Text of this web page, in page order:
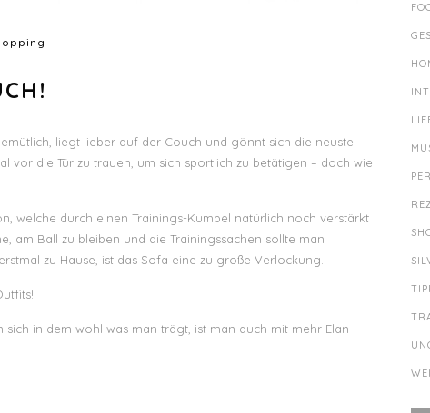
liegt lieber auf der Couch und gönnt sich die neuste
vor die Tür zu trauen, um sich sportlich zu betätigen – doch wie
welche durch einen Trainings-Kumpel natürlich noch verstärkt
am Ball zu bleiben und die Trainingssachen sollte man
zu Hause, ist das Sofa eine zu große Verlockung.
in dem wohl was man trägt, ist man auch mit mehr Elan